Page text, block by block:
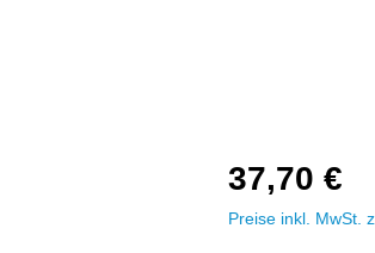
37,70 €
Preise inkl. MwSt.